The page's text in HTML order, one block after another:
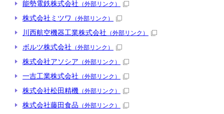
能勢電鉄株式会社 （外部リンク）
株式会社ミツワ （外部リンク）
川西航空機器工業株式会社 （外部リンク）
ボルツ株式会社 （外部リンク）
株式会社アソシア （外部リンク）
一吉工業株式会社 （外部リンク）
株式会社松田精機 （外部リンク）
株式会社藤田食品 （外部リンク）